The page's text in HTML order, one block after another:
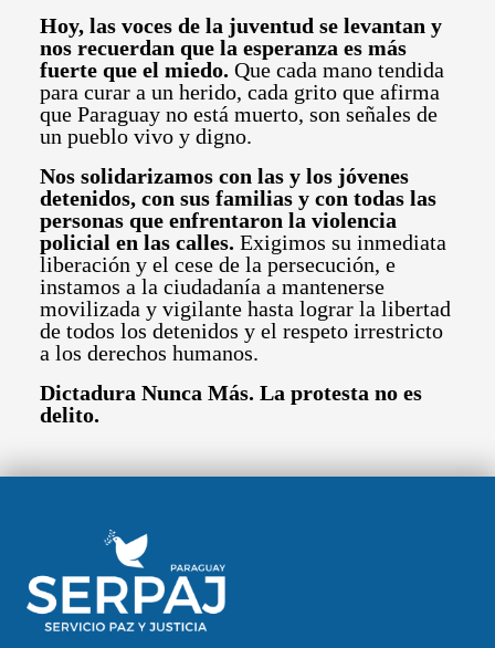
Hoy, las voces de la juventud se levantan y
nos recuerdan que la esperanza es más
fuerte que el miedo. Que cada mano tendida
para curar a un herido, cada grito que afirma
que Paraguay no está muerto, son señales de
un pueblo vivo y digno.
Nos solidarizamos con las y los jóvenes
detenidos, con sus familias y con todas las
personas que enfrentaron la violencia
policial en las calles. Exigimos su inmediata
liberación y el cese de la persecución, e
instamos a la ciudadanía a mantenerse
movilizada y vigilante hasta lograr la libertad
de todos los detenidos y el respeto irrestricto
a los derechos humanos.
Dictadura Nunca Más. La protesta no es
delito.